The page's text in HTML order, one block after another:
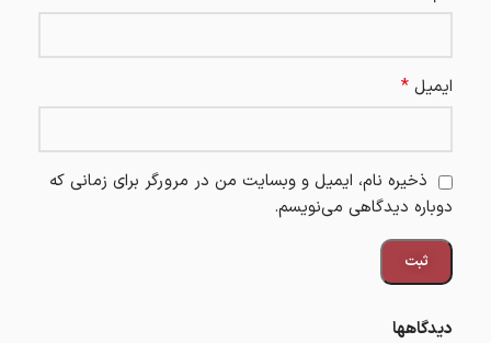
دیدگاهها
ایمیل *
ذخیره نام، ایمیل و وبسایت من در مرورگر برای زمانی که
دوباره دیدگاهی می‌نویسم.